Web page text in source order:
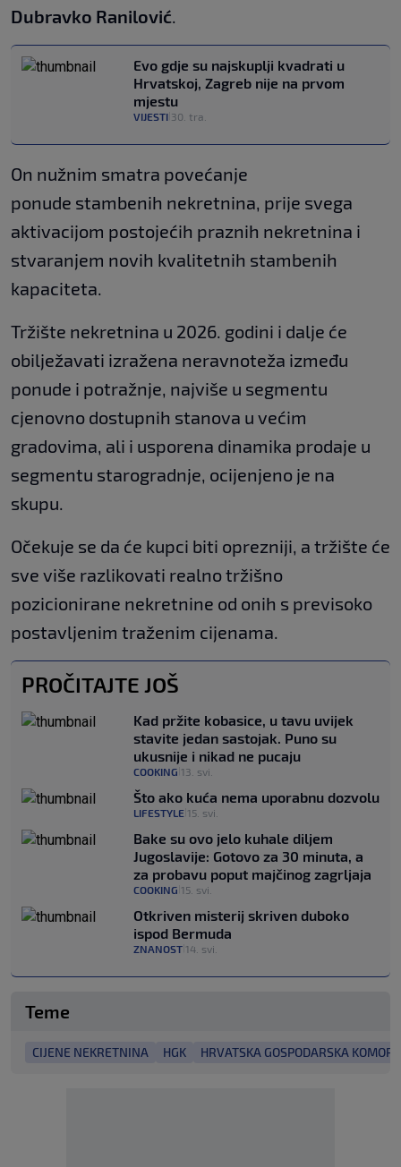
Dubravko Ranilović.
Evo gdje su najskuplji kvadrati u
Hrvatskoj, Zagreb nije na prvom
mjestu
VIJESTI 30. tra.
On nužnim smatra povećanje
ponude stambenih nekretnina, prije svega
aktivacijom postojećih praznih nekretnina i
stvaranjem novih kvalitetnih stambenih
kapaciteta.
Tržište nekretnina u 2026. godini i dalje će
obilježavati izražena neravnoteža između
ponude i potražnje, najviše u segmentu
cjenovno dostupnih stanova u većim
gradovima, ali i usporena dinamika prodaje u
segmentu starogradnje, ocijenjeno je na
skupu.
Očekuje se da će kupci biti oprezniji, a tržište će
sve više razlikovati realno tržišno
pozicionirane nekretnine od onih s previsoko
postavljenim traženim cijenama.
PROČITAJTE JOŠ
Kad pržite kobasice, u tavu uvijek
stavite jedan sastojak. Puno su
ukusnije i nikad ne pucaju
COOKING 13. svi.
Što ako kuća nema uporabnu dozvolu
LIFESTYLE 15. svi.
Bake su ovo jelo kuhale diljem
Jugoslavije: Gotovo za 30 minuta, a
za probavu poput majčinog zagrljaja
COOKING 15. svi.
Otkriven misterij skriven duboko
ispod Bermuda
ZNANOST 14. svi.
Teme
CIJENE NEKRETNINA HGK HRVATSKA GOSPODARSKA KOMORA